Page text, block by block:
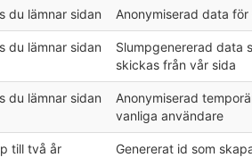
du lämnar sidan Anonymiserad data
du lämnar sidan
Slumpgenererad data
skickas från vår sida
du lämnar sidan
Anonymiserad
vanliga användare
till två år Genererat id som